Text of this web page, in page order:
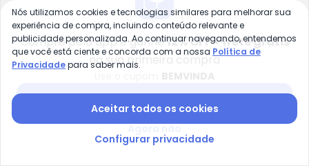
Blusa Feminina Básica em
Malha Golf (Verde)
INFINITA COR
Blusa Feminina em Meia
Malha (Verde)
Compre pelo app e ganhe12% OFF + frete grátis
na sua primeira compra
Nós utilizamos cookies e tecnologias similares para melhorar sua
experiência de compra, incluindo conteúdo relevante e
publicidade personalizada. Ao continuar navegando, entendemos
que você está ciente e concorda com a nossa Política de
Privacidadepara saber mais.
Aceitar todos os cookies
Configurar privacidade